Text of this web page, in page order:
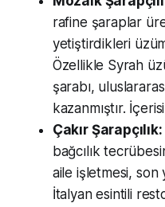
rafine şaraplar
yetiştirdikleri
Özellikle Syrah
şarabı,
kazanmıştır.
Çakır Şarapçılık:
bağcılık
aile işletmesi, son
İtalyan esintili